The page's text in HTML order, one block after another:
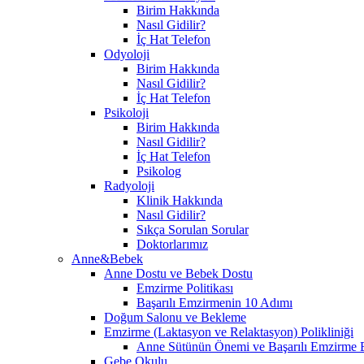
Birim Hakkında
Nasıl Gidilir?
İç Hat Telefon
Odyoloji
Birim Hakkında
Nasıl Gidilir?
İç Hat Telefon
Psikoloji
Birim Hakkında
Nasıl Gidilir?
İç Hat Telefon
Psikolog
Radyoloji
Klinik Hakkında
Nasıl Gidilir?
Sıkça Sorulan Sorular
Doktorlarımız
Anne&Bebek
Anne Dostu ve Bebek Dostu
Emzirme Politikası
Başarılı Emzirmenin 10 Adımı
Doğum Salonu ve Bekleme
Emzirme (Laktasyon ve Relaktasyon) Polikliniği
Anne Sütünün Önemi ve Başarılı Emzirme
Gebe Okulu